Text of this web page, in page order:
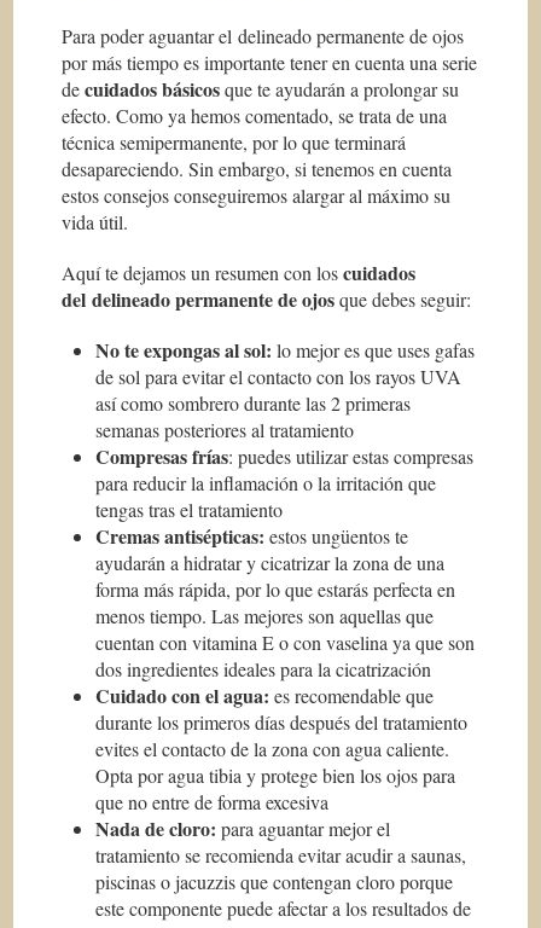
Para poder aguantar el delineado permanente de ojos
por más tiempo es importante tener en cuenta una serie
decuidados básicosque te ayudarán a prolongar su
efecto. Como ya hemos comentado, se trata de una
técnica semipermanente, por lo que terminará
desapareciendo. Sin embargo, si tenemos en cuenta
estos consejos conseguiremos alargar al máximo su
vida útil.
Aquí te dejamos un resumen con loscuidados
del delineado permanente de ojosque debes seguir:
No te expongas al sol: lo mejor es que uses gafas
de sol para evitar el contacto con los rayos UVA
así como sombrero durante las 2 primeras
semanas posteriores al tratamiento
Compresas frías: puedes utilizar estas compresas
para reducir la inflamación o la irritación que
tengas tras el tratamiento
Cremas antisépticas: estos ungüentos te
ayudarán a hidratar y cicatrizar la zona de una
forma más rápida, por lo que estarás perfecta en
menos tiempo. Las mejores son aquellas que
cuentan con vitamina E o con vaselina ya que son
dos ingredientes ideales para la cicatrización
Cuidado con el agua: es recomendable que
durante los primeros días después del tratamiento
evites el contacto de la zona con agua caliente.
Opta por agua tibia y protege bien los ojos para
que no entre de forma excesiva
Nada de cloro: para aguantar mejor el
tratamiento se recomienda evitar acudir a saunas,
piscinas o jacuzzis que contengan cloro porque
este componente puede afectar a los resultados de